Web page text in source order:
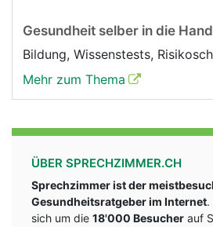
Gesundheit selber in die
Bildung, Wissenstests,
Mehr zum Thema
ÜBER SPRECHZIMMER.CH
Sprechzimmer ist der
Gesundheitsratgeber im Internet.
sich um die 18'000 Besucher auf